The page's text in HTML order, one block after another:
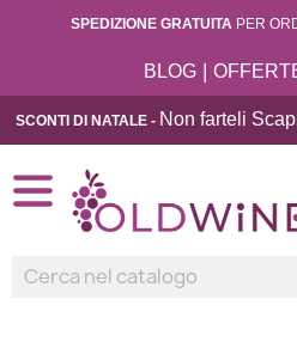
SPEDIZIONE GRATUITA PER
BLOG |
SCONTI DI NATALE - Non farteli